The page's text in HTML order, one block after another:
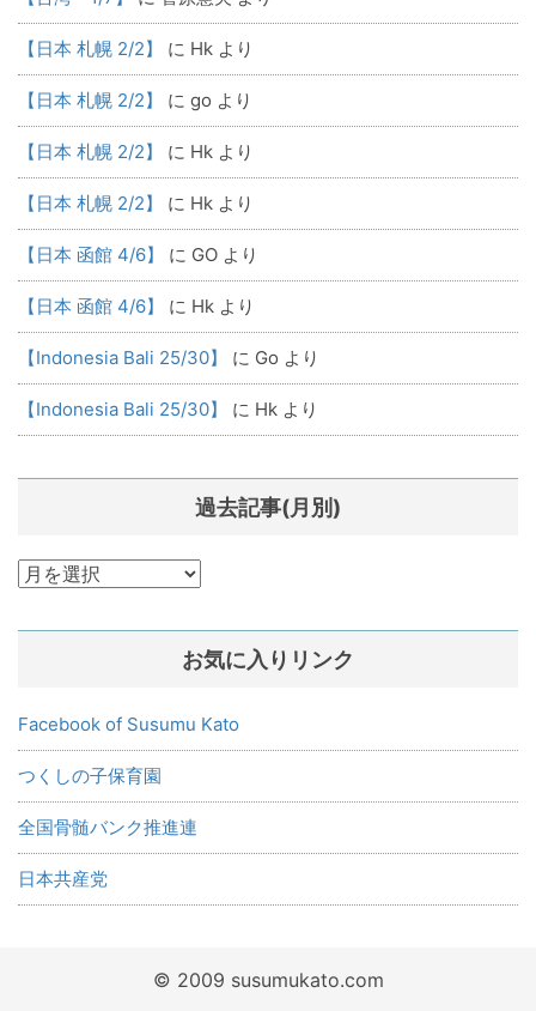
【日本 札幌 2/2】 に Hk より
【日本 札幌 2/2】 に go より
【日本 札幌 2/2】 に Hk より
【日本 札幌 2/2】 に Hk より
【日本 函館 4/6】 に GO より
【日本 函館 4/6】 に Hk より
【Indonesia Bali 25/30】 に Go より
【Indonesia Bali 25/30】 に Hk より
過去記事(月別)
過
記
別)
お気に入りリンク
Facebook of Susumu Kato
つくしの子保育園
全国骨髄バンク推進連
日本共産党
© 2009 susumukato.com